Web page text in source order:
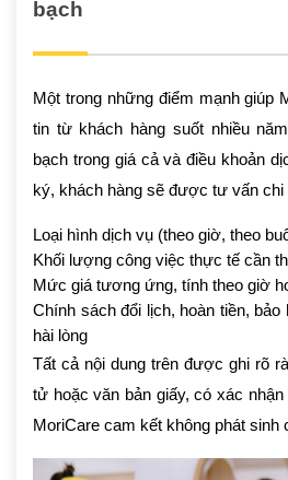
bạch
Một trong những điểm mạnh giúp
tin từ khách hàng suốt nhiều
bạch trong giá cả và điều khoản
ký, khách hàng sẽ được tư vấn chi
Loại hình dịch vụ (theo giờ, theo
Khối lượng công việc thực tế cần
Mức giá tương ứng, tính theo giờ
Chính sách đổi lịch, hoàn tiền, bảo
hài lòng
Tất cả nội dung trên được ghi rõ
tử hoặc văn bản giấy, có xác
MoriCare cam kết không phát sinh